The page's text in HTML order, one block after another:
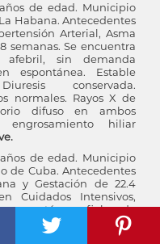
de edad. Municipio
Habana. Antecedentes
Arterial, Asma
semanas. Se encuentra
afebril, sin demanda
espontánea. Estable
conservada.
normales. Rayos X de
difuso en ambos
hiliar
de edad. Municipio
de Cuba. Antecedentes
y Gestación de 22.4
Cuidados Intensivos,
presentó ayer fiebre de
ligera, ventilando en
de oxígeno y buena